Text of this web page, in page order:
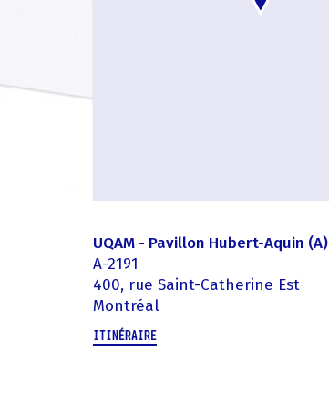
UQAM - Pavillon Hubert-Aquin (A)
A-2191
400, rue Saint-Catherine Est
Montréal
ITINÉRAIRE